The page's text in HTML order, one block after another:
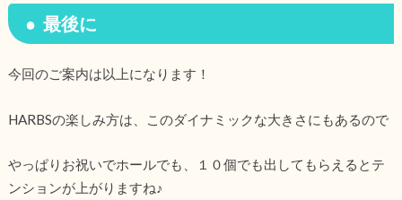
最後に
今回のご案内は以上になります！
HARBSの楽しみ方は、このダイナミックな大きさにもあるので
やっぱりお祝いでホールでも、１０個でも出してもらえるとテ
ンションが上がりますね♪